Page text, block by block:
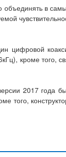
в
цифровой
кроме того,
2017 года
того,